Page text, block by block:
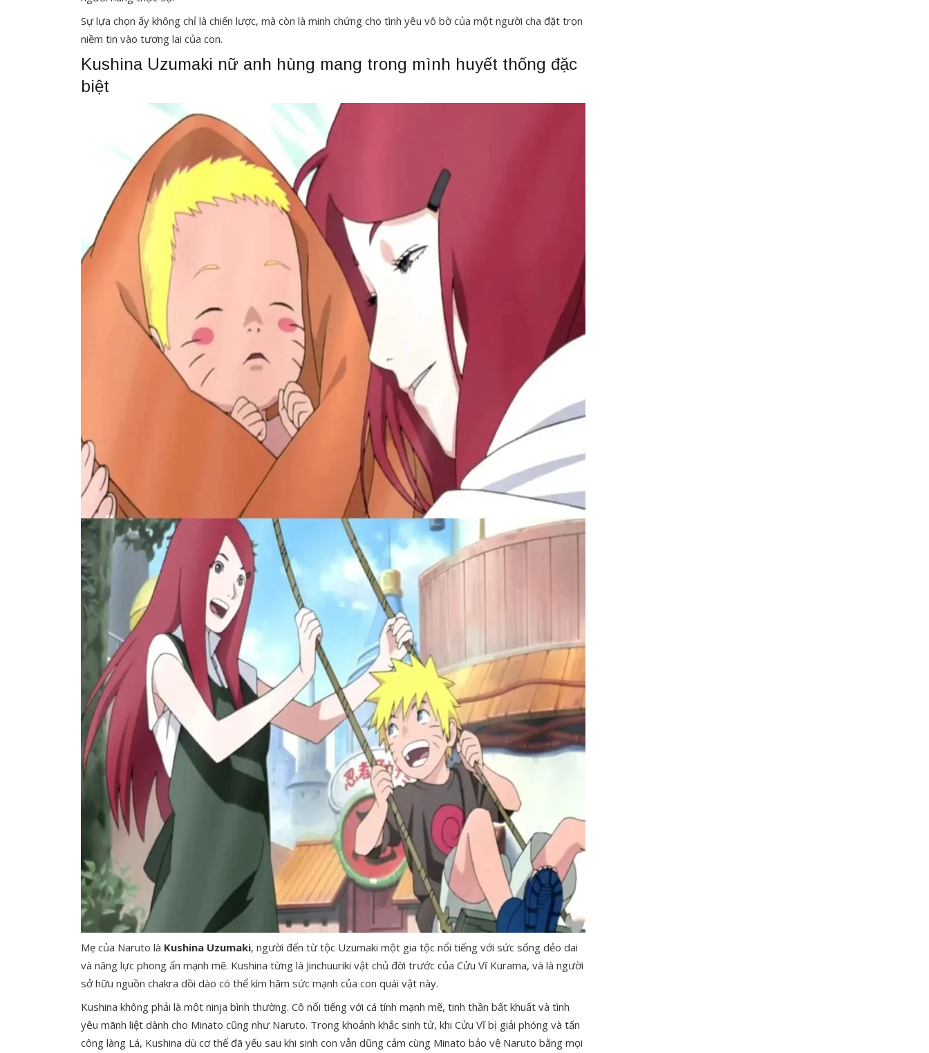
Sự lựa chọn ấy không chỉ là chiến lược, mà còn là minh chứng cho tình yêu vô bờ của một người cha đặt trọn
niềm tin vào tương lai của con.
Kushina Uzumaki nữ anh hùng mang trong mình huyết thống đặc
biệt
Mẹ của Naruto là Kushina Uzumaki, người đến từ tộc Uzumaki một gia tộc nổi tiếng với sức sống dẻo dai
và năng lực phong ấn mạnh mẽ. Kushina từng là Jinchuuriki vật chủ đời trước của Cửu Vĩ Kurama, và là người
sở hữu nguồn chakra dồi dào có thể kìm hãm sức mạnh của con quái vật này.
Kushina không phải là một ninja bình thường. Cô nổi tiếng với cá tính mạnh mẽ, tinh thần bất khuất và tình
yêu mãnh liệt dành cho Minato cũng như Naruto. Trong khoảnh khắc sinh tử, khi Cửu Vĩ bị giải phóng và tấn
công làng Lá, Kushina dù cơ thể đã yếu sau khi sinh con vẫn dũng cảm cùng Minato bảo vệ Naruto bằng mọi